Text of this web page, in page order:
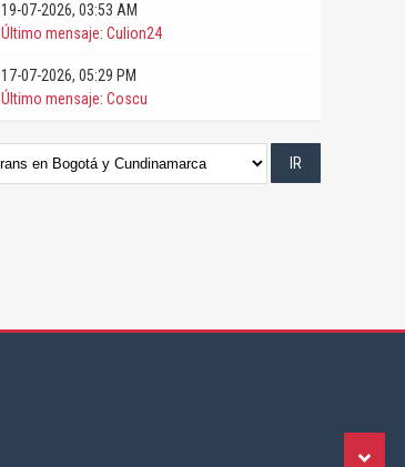
19-07-2026, 03:53 AM
Último mensaje: Culion24
17-07-2026, 05:29 PM
Último mensaje: Coscu